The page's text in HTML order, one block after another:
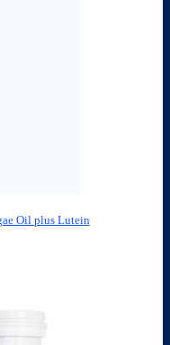
Oil plus Lutein